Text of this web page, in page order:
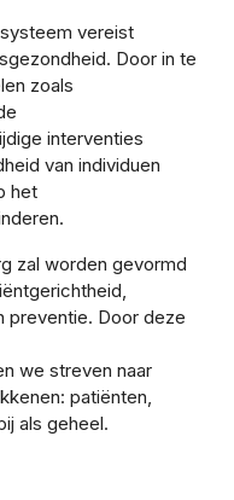
vereist
Door in te
zoals
interventies
van individuen
het
zal worden gevormd
preventie. Door deze
we streven naar
patiënten,
als geheel.